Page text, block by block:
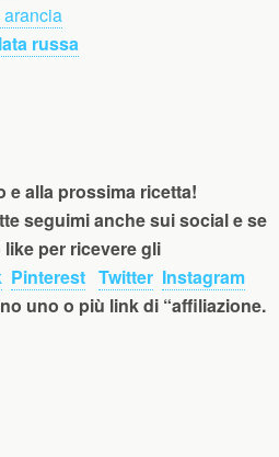
russa
e alla prossima ricetta!
seguimi anche sui social e se
per ricevere gli
Pinterest Twitter Instagram
uno o più link di “affiliazione.